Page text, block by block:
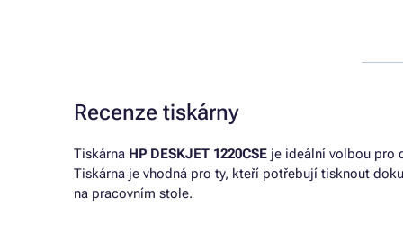
Recenze tiskárny
Tiskárna HP DESKJET 1220CSE je ideální volbou pro
Tiskárna je vhodná pro ty, kteří potřebují tisknout
na pracovním stole.